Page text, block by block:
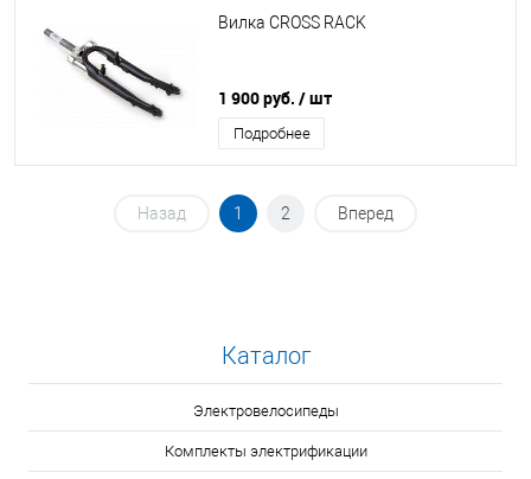
Вилка CROSS RACK
1 900 руб. / шт
Подробнее
Назад 1 2 Вперед
Каталог
Электровелосипеды
Комплекты электрификации